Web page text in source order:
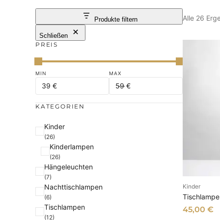
Produkte filtern
Schließen
PREIS
KATEGORIEN
K
g
o
Kinder
(26)
Kinderlampen
(26)
Hängeleuchten
(7)
Nachttischlampen
(6)
Tischlampen
(12)
Alle 26
Kinder
45,00 €